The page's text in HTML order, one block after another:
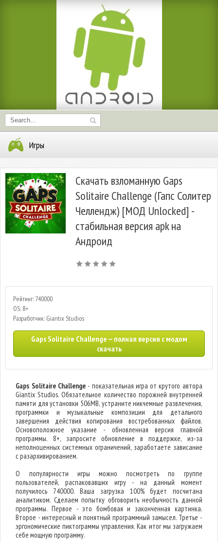
Игры
Скачать взломанную Gaps
Solitaire Challenge (Гапс Солитер
Челлендж) [МОД Unlocked] -
стабильная версия apk на
Андроид
Рейтинг: 740000
OS: 8+
Разработчик: Giantix Studios
Gaps Solitaire Challenge — полная версия с модом
скачать
Gaps Solitaire Challenge- показательная игра от крутого автора
Giantix Studios. Обязательное количество порожней внутренней
памяти для установки 506MB, устраните никчемные развлечения,
программки и музыкальные композиции для детального
завершения действия копирования востребованных файлов.
Основоположное указание - обновленная версия главной
программы. 8+, запросите обновление в поддержке, из-за
неполноценных системных ограничений, заработаете зависание
с разархивированием.
О популярности игры можно посмотреть по группе
пользователей, распаковавших игру - на данный момент
получилось 740000. Ваша загрузка 100% будет посчитана
аналитиком. Сделаем попытку обговорить необычность данной
программы. Первое - это бомбовая и законченная картинка.
Второе - интересный и понятный программный замысел. Третье -
эргономические пиктограммы управления. Как итог мы загружаем
себе мощную программу.